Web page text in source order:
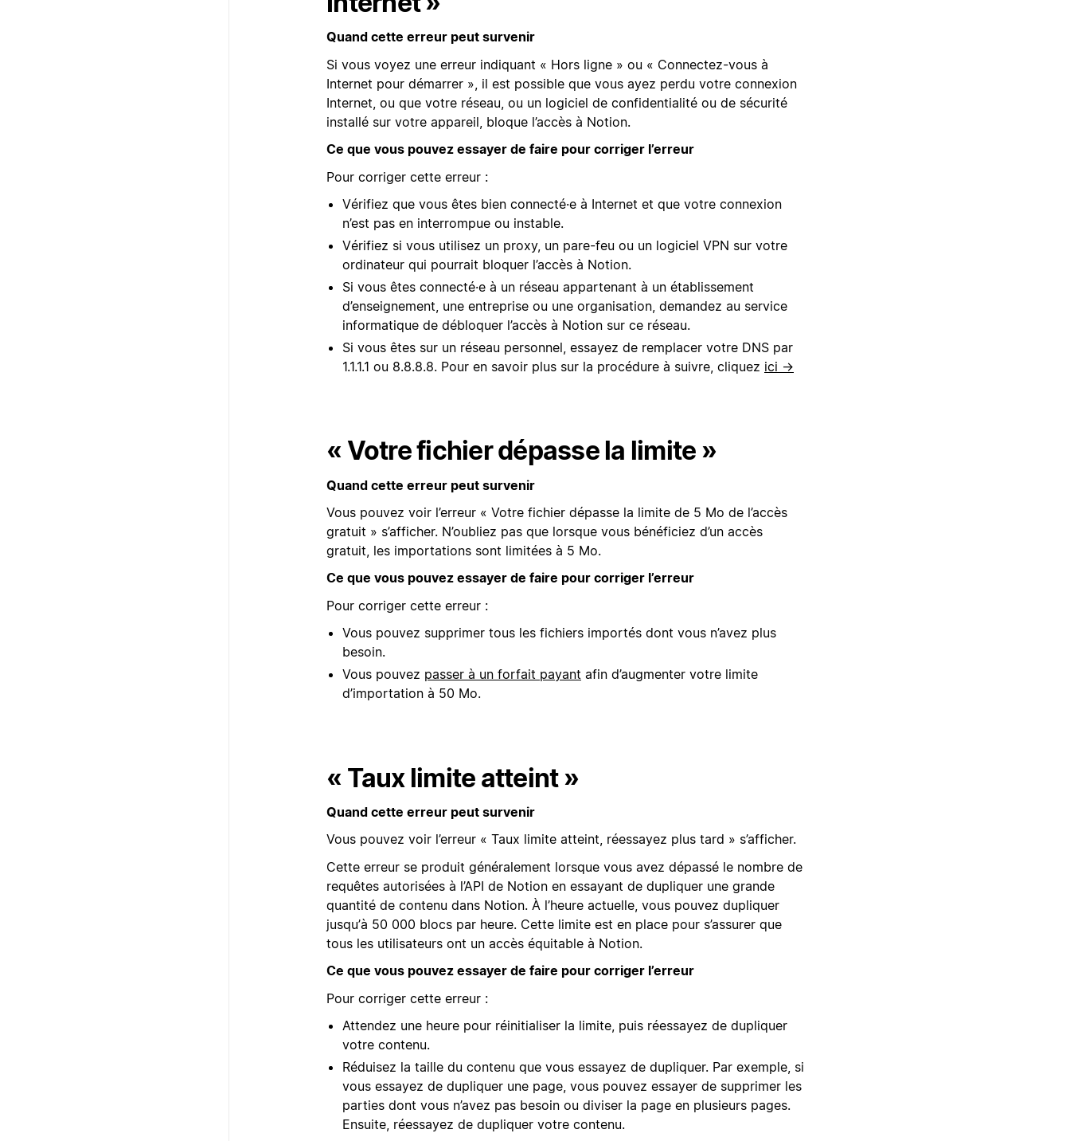
Quand cette erreur peut survenir
Si vous voyez une erreur indiquant « Hors ligne » ou « Connectez-vous à
Internet pour démarrer », il est possible que vous ayez perdu votre connexion
Internet, ou que votre réseau, ou un logiciel de confidentialité ou de sécurité
installé sur votre appareil, bloque l’accès à Notion.
Ce que vous pouvez essayer de faire pour corriger l’erreur
Pour corriger cette erreur :
Vérifiez que vous êtes bien connecté·e à Internet et que votre connexion
n’est pas en interrompue ou instable.
Vérifiez si vous utilisez un proxy, un pare-feu ou un logiciel VPN sur votre
ordinateur qui pourrait bloquer l’accès à Notion.
Si vous êtes connecté·e à un réseau appartenant à un établissement
d’enseignement, une entreprise ou une organisation, demandez au service
informatique de débloquer l’accès à Notion sur ce réseau.
Si vous êtes sur un réseau personnel, essayez de remplacer votre DNS par
1.1.1.1 ou 8.8.8.8. Pour en savoir plus sur la procédure à suivre, cliquez ici →
« Votre fichier dépasse la limite »
Quand cette erreur peut survenir
Vous pouvez voir l’erreur « Votre fichier dépasse la limite de 5 Mo de l’accès
gratuit » s’afficher. N’oubliez pas que lorsque vous bénéficiez d’un accès
gratuit, les importations sont limitées à 5 Mo.
Ce que vous pouvez essayer de faire pour corriger l’erreur
Pour corriger cette erreur :
Vous pouvez supprimer tous les fichiers importés dont vous n’avez plus
besoin.
Vous pouvez passer à un forfait payant afin d’augmenter votre limite
d’importation à 50 Mo.
« Taux limite atteint »
Quand cette erreur peut survenir
Vous pouvez voir l’erreur « Taux limite atteint, réessayez plus tard » s’afficher.
Cette erreur se produit généralement lorsque vous avez dépassé le nombre de
requêtes autorisées à l’API de Notion en essayant de dupliquer une grande
quantité de contenu dans Notion. À l’heure actuelle, vous pouvez dupliquer
jusqu’à 50 000 blocs par heure. Cette limite est en place pour s’assurer que
tous les utilisateurs ont un accès équitable à Notion.
Ce que vous pouvez essayer de faire pour corriger l’erreur
Pour corriger cette erreur :
Attendez une heure pour réinitialiser la limite, puis réessayez de dupliquer
votre contenu.
Réduisez la taille du contenu que vous essayez de dupliquer. Par exemple, si
vous essayez de dupliquer une page, vous pouvez essayer de supprimer les
parties dont vous n’avez pas besoin ou diviser la page en plusieurs pages.
Ensuite, réessayez de dupliquer votre contenu.